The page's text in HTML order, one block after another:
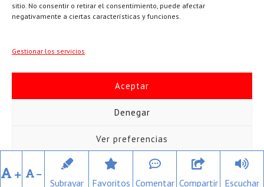
sitio. No consentir o retirar el consentimiento, puede afectar
negativamente a ciertas características y funciones.
Gestionar los servicios
Aceptar
Denegar
Ver preferencias
Política de cookiesPolítica de privacidad Aviso Legal
Subrayar Favoritos Comentar Compartir Escuchar
PÁGINAS INSTITUCIONALES
SOBICAIN / Sociedad Bíblica Católica Internacional · C/ Protasio
5113 · sobicain@sobicain.org
Todos los derechos © 2026 Sobicain